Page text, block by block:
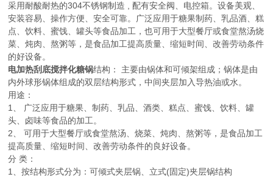
采用耐酸耐热的304不锈钢制造 , 配有安全阀、电控箱。设备美观、
安装容易、操作方便、安全可靠。广泛应用于糖果制药、乳品酒、糕
点、饮料、蜜饯、罐头等食品加工，也可用于大型餐厅或食堂熬汤烧
菜、炖肉、熬粥等，是食品加工提高质量、缩短时间、改善劳动条件
的好设备。
电加热刮底搅拌化糖锅结构： 主要由锅体和可倾架组成；锅体是由
内外球形锅体组成的双层结构形式，中间夹层加入导热油或水。
用途：
1、 广泛应用于糖果、制药、乳品、酒类、糕点、蜜饯、饮料、罐
头、卤味等食品的加工。
2、 可用于大型餐厅或食堂熬汤、烧菜、炖肉、熬粥等，是食品加工
提高质量、缩短时间、改善劳动条件的良好设备。
分 类：
1、按结构形式分为：可倾式夹层锅、立式(固定)夹层锅结构